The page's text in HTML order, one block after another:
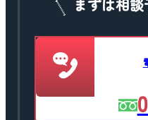
まずは相